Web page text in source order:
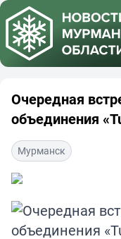
Очередная
объединения
Мурманск